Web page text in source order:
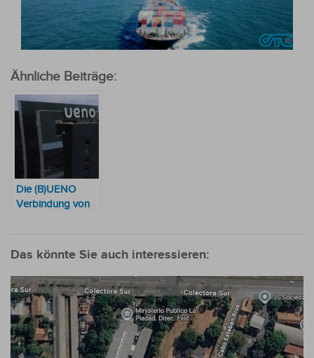
Ähnliche Beiträge:
Die (B)UENO
Verbindung von
Das könnte Sie auch interessieren: